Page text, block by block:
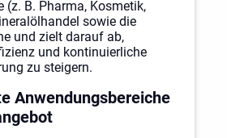
(z. B. Pharma, Kosmetik,
sowie die
und zielt darauf ab,
und kontinuierliche
zu steigern.
Anwendungsbereiche